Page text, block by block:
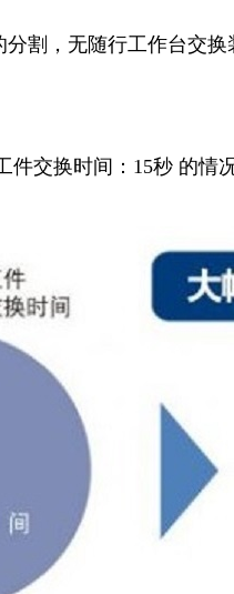
割，无随行工作台交
交换时间：15秒 的情况